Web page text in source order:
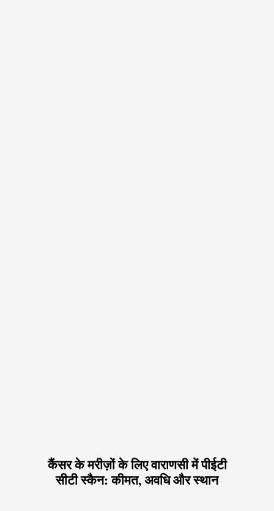
कैंसर के मरीज़ों के लिए वाराणसी में पीईटी
सीटी स्कैन: कीमत, अवधि और स्थान